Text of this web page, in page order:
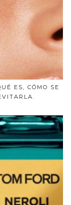
ES, CÓMO SE